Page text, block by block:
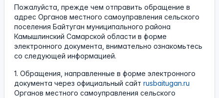
Пожалуйста, прежде чем отправить обращение в
адрес Органов местного самоуправления сельского
поселения Байтуган муниципального района
Камышлинский Самарской области в форме
электронного документа, внимательно ознакомьтесь
со следующей информацией.
1. Обращения, направленные в форме электронного
документа через официальный сайт rusbaitugan.ru
Органов местного самоуправления сельского